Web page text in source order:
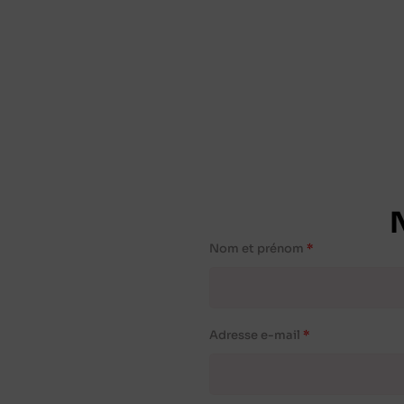
Nom et prénom
Adresse e-mail